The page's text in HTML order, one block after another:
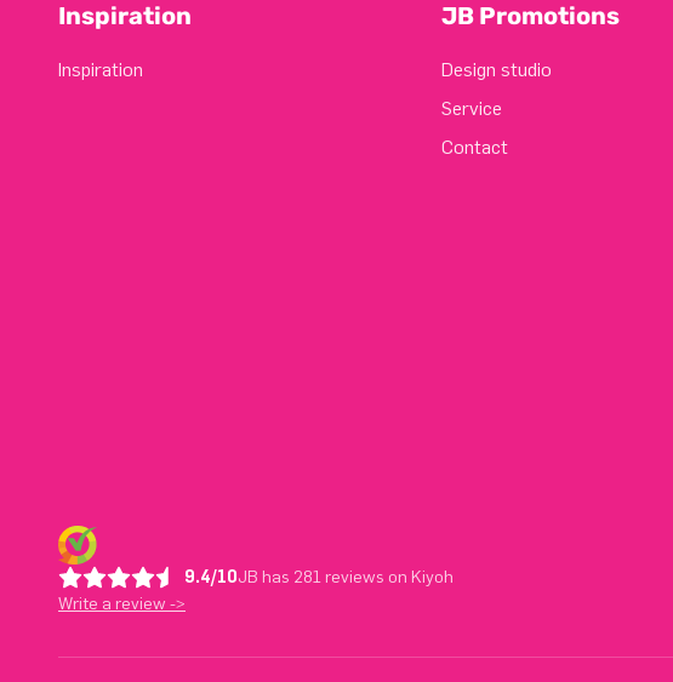
Inspiration
Inspiration
JB Promotions
Design studio
Service
Contact
9.4/10JB has 281 reviews on Kiyoh
Write a review ->